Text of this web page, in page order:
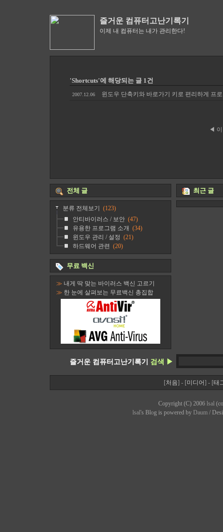
즐거운 컴퓨터고난기록기
이제 내 컴퓨터는 내가 관리한다!
'Shortcuts'에 해당되는 글 1건
2007.12.06 윈도우 단축키와 바로가기 키로 편리하게 프
◀
전체 글
분류 전체보기
(123)
안티바이러스 / 보안 (47)
유용한 프로그램 소개 (34)
윈도우 관리 / 설정 (21)
하드웨어 관련 (20)
무료 백신
≫ 내게 딱 맞는 바이러스 백신 고르기
≫ 한 눈에 살펴보는 무료백신 총집합
최근 글
즐거운 컴퓨터고난기록기 검색 ▶
[처음] - [미디어] - [태
Copyright (C) 2006 lsal
lsal's Blog is powered by Daum/